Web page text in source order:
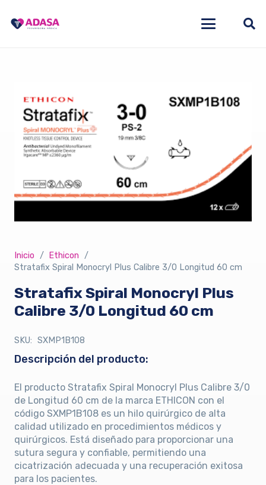
Inicio / Ethicon /
Stratafix Spiral Monocryl Plus Calibre 3/0 Longitud 60 cm
Stratafix Spiral Monocryl Plus
Calibre 3/0 Longitud 60 cm
SKU: SXMP1B108
Descripción del producto:
El producto Stratafix Spiral Monocryl Plus Calibre 3/0
de Longitud 60 cm de la marca ETHICON con el
código SXMP1B108 es un hilo quirúrgico de alta
calidad utilizado en procedimientos médicos y
quirúrgicos. Está diseñado para proporcionar una
sutura segura y confiable, permitiendo una
cicatrización adecuada y una recuperación exitosa
para los pacientes.